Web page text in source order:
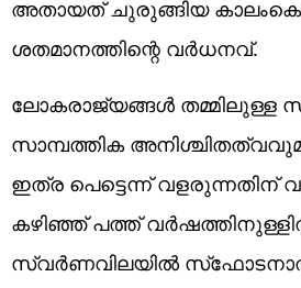
അതായത് ചുരുങ്ങിയ
ശതമാനത്തിന്റെ വര്‍ധനവ്.
ലോകരാജ്യങ്ങള്‍ തമ്മിലുള്ള
സാമ്പത്തിക
ഇത്ര പെട്ടെന്ന് വളരുന്നതിന്
കഴിഞ്ഞ് പത്ത്
സ്വര്‍ണവിലയില്‍